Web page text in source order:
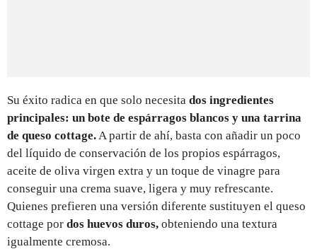
Su éxito radica en que solo necesita dos ingredientes
principales: un bote de espárragos blancos y una tarrina
de queso cottage.A partir de ahí, basta con añadir un poco
del líquido de conservación de los propios espárragos,
aceite de oliva virgen extra y un toque de vinagre para
conseguir una crema suave, ligera y muy refrescante.
Quienes prefieren una versión diferente sustituyen el queso
cottage por dos huevos duros, obteniendo una textura
igualmente cremosa.